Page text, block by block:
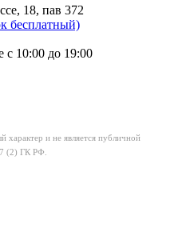
18, пав 372
бесплатный)
с 10:00 до 19:00
характер и не является публичной
(2) ГК РФ.